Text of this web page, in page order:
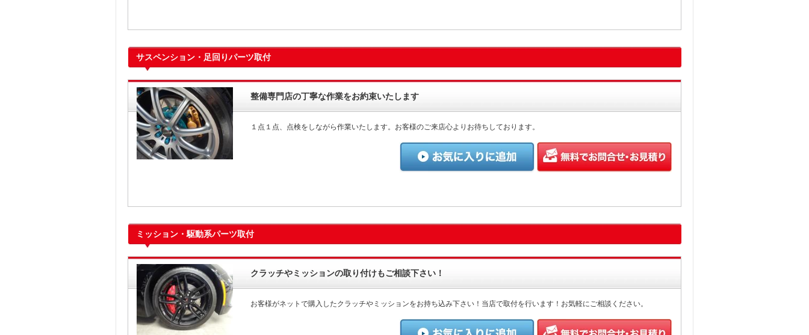
サスペンション・足回りパーツ取付
整備専門店の丁寧な作業をお約束いたします
１点１点、点検をしながら作業いたします。お客様のご来店心よりお待ちしております。
ミッション・駆動系パーツ取付
クラッチやミッションの取り付けもご相談下さい！
お客様がネットで購入したクラッチやミッションをお持ち込み下さい！当店で取付を行います！お気軽にご相談ください。